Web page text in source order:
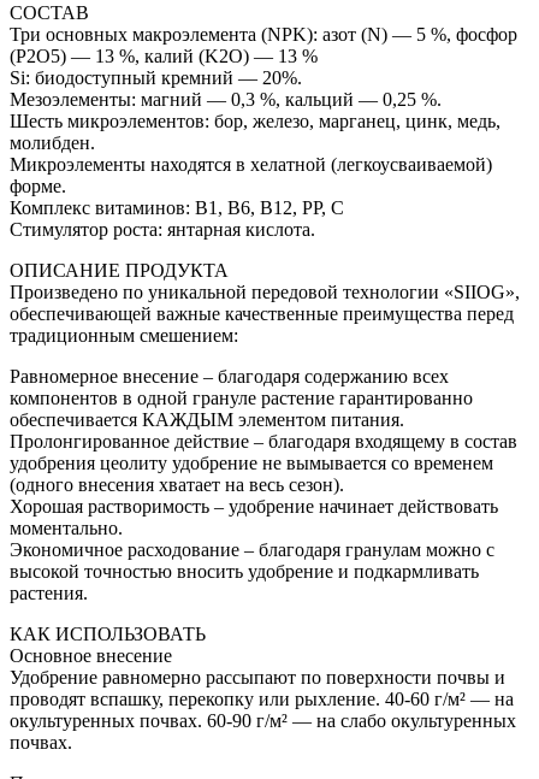
СОСТАВ
Три основных макроэлемента (NPK): азот (N) — 5 %, фосфор
(P2O5) — 13 %, калий (K2O) — 13 %
Si: биодоступный кремний — 20%.
Мезоэлементы: магний — 0,3 %, кальций — 0,25 %.
Шесть микроэлементов: бор, железо, марганец, цинк, медь,
молибден.
Микроэлементы находятся в хелатной (легкоусваиваемой)
форме.
Комплекс витаминов: B1, В6, В12, PP, С
Стимулятор роста: янтарная кислота.
ОПИСАНИЕ ПРОДУКТА
Произведено по уникальной передовой технологии «SIIOG»,
обеспечивающей важные качественные преимущества перед
традиционным смешением:
Равномерное внесение – благодаря содержанию всех
компонентов в одной грануле растение гарантированно
обеспечивается КАЖДЫМ элементом питания.
Пролонгированное действие – благодаря входящему в состав
удобрения цеолиту удобрение не вымывается со временем
(одного внесения хватает на весь сезон).
Хорошая растворимость – удобрение начинает действовать
моментально.
Экономичное расходование – благодаря гранулам можно с
высокой точностью вносить удобрение и подкармливать
растения.
КАК ИСПОЛЬЗОВАТЬ
Основное внесение
Удобрение равномерно рассыпают по поверхности почвы и
проводят вспашку, перекопку или рыхление. 40-60 г/м² — на
окультуренных почвах. 60-90 г/м² — на слабо окультуренных
почвах.